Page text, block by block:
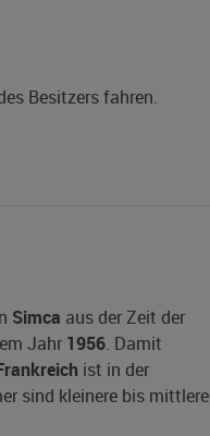
Besitzers fahren.
Simca aus der Zeit der
Jahr 1956. Damit
ist in der
sind kleinere bis mittlere